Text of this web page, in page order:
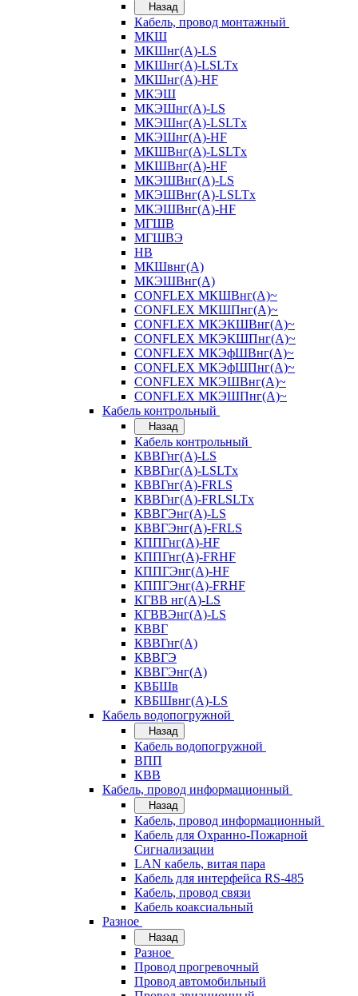
Назад
Кабель, провод монтажный
МКШ
МКШнг(А)-LS
МКШнг(А)-LSLTx
МКШнг(А)-HF
МКЭШ
МКЭШнг(А)-LS
МКЭШнг(А)-LSLTx
МКЭШнг(А)-HF
МКШВнг(A)-LSLTx
МКШВнг(А)-HF
МКЭШВнг(А)-LS
МКЭШВнг(A)-LSLTx
МКЭШВнг(А)-HF
МГШВ
МГШВЭ
НВ
МКШвнг(А)
МКЭШВнг(А)
CONFLEX МКШВнг(А)~
CONFLEX МКШПнг(А)~
CONFLEX МКЭКШВнг(А)~
CONFLEX МКЭКШПнг(А)~
CONFLEX МКЭфШВнг(А)~
CONFLEX МКЭфШПнг(А)~
CONFLEX МКЭШВнг(А)~
CONFLEX МКЭШПнг(А)~
Кабель контрольный
Назад
Кабель контрольный
КВВГнг(А)-LS
КВВГнг(А)-LSLTx
КВВГнг(А)-FRLS
КВВГнг(А)-FRLSLTx
КВВГЭнг(А)-LS
КВВГЭнг(А)-FRLS
КППГнг(А)-HF
КППГнг(А)-FRHF
КППГЭнг(А)-HF
КППГЭнг(А)-FRHF
КГВВ нг(А)-LS
КГВВЭнг(А)-LS
КВВГ
КВВГнг(А)
КВВГЭ
КВВГЭнг(А)
КВБШв
КВБШвнг(А)-LS
Кабель водопогружной
Назад
Кабель водопогружной
ВПП
КВВ
Кабель, провод информационный
Назад
Кабель, провод информационный
Кабель для Охранно-Пожарной
Сигнализации
LAN кабель, витая пара
Кабель для интерфейса RS-485
Кабель, провод связи
Кабель коаксиальный
Разное
Назад
Разное
Провод прогревочный
Провод автомобильный